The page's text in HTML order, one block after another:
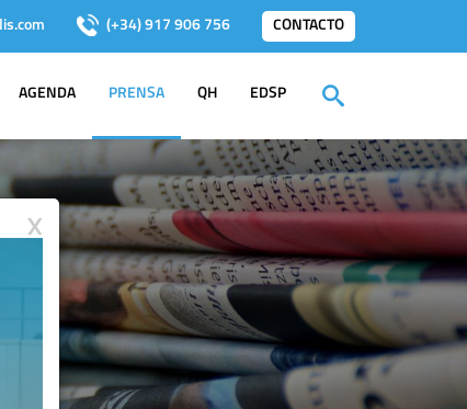
(+34) 917 906 756 CONTACTO
AGENDA PRENSA QH EDSP
X